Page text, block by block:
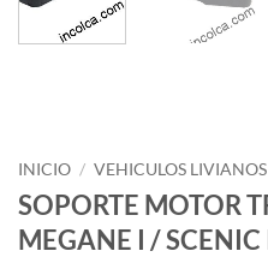
INICIO / VEHICULOS LIVIANOS
SOPORTE MOTOR
MEGANE I / SCENIC